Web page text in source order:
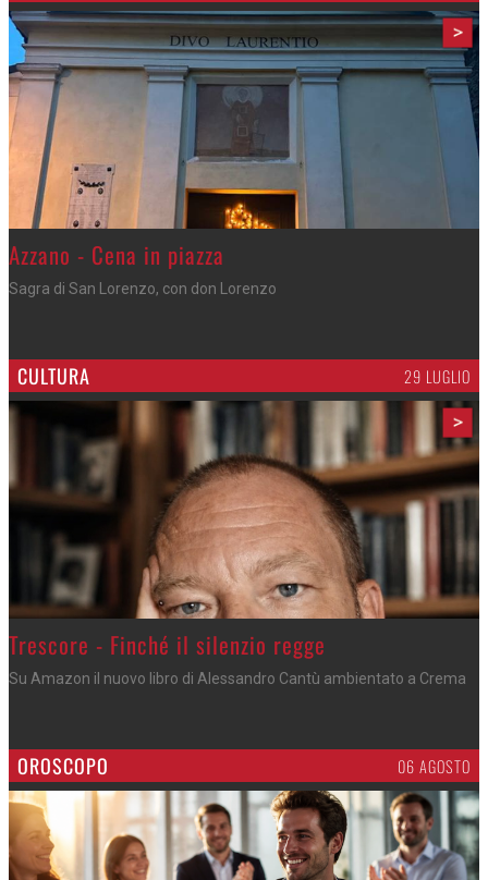
>
Gli appuntamenti fino a sabato
Cosa fare questi giorni nel Cremasco
CULTURA 29 LUGLIO
>
Trescore - Finché il silenzio regge
Su Amazon il nuovo libro di Alessandro Cantù ambientato a Crema
OROSCOPO 06 AGOSTO